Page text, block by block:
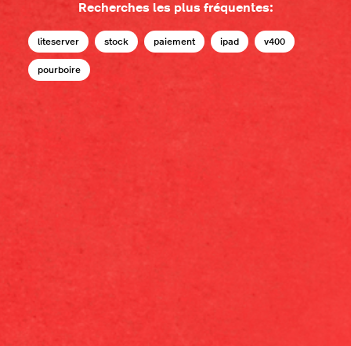
Recherches les plus fréquentes:
liteserver stock paiement ipad v400
pourboire